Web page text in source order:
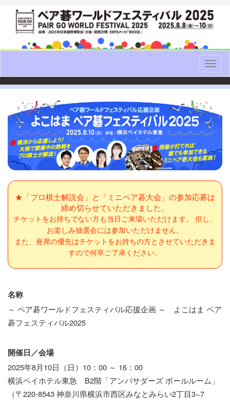
★「プロ棋士解説会」と「ミニペア碁大会」の参加応募は
締め切らせていただきました。
チケットをお持ちでない方も当日ご来場いただけます。 但し、
お楽しみ抽選会には参加いただけません。
また、座席の優先はチケットをお持ちの方とさせていただきま
すので何卒ご了承ください。
名称
～ ペア碁ワールドフェスティバル応援企画 ～ よこはま ペア
碁フェスティバル2025
開催日／会場
2025年8月10日（日）10：00 ～ 16：00
横浜ベイホテル東急 B2階「アンバサダーズ ボールルーム」
（〒220-8543 神奈川県横浜市西区みなとみらい2丁目3−7